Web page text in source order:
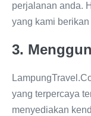
perjalanan anda.
yang kami
3.
yang terpercaya
menyediakan